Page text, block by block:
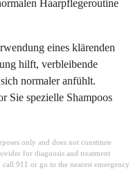
Haarpflegeroutine
eines klärenden
hilft, verbleibende
normaler anfühlt.
Sie spezielle Shampoos
only and does not constitute
for diagnosis and treatment
911 or go to the nearest emergency